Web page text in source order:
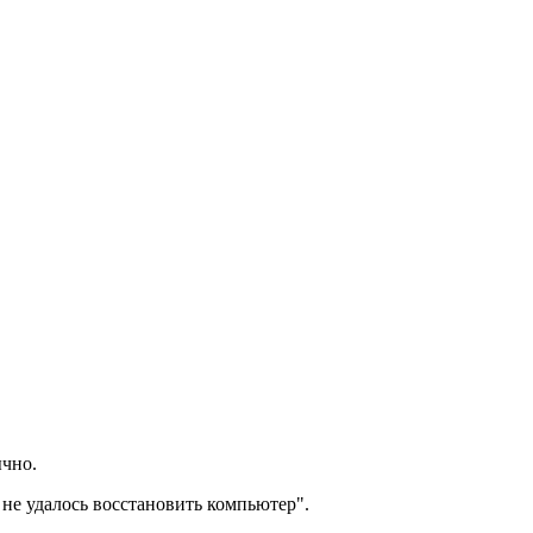
удалось восстановить компьютер".